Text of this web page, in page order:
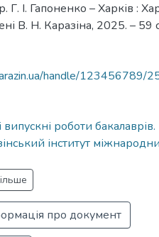
Г. І. Гапоненко – Харків :
В. Н. Каразіна, 2025. – 59
handle/123456789/
випускні роботи
інститут
про документ